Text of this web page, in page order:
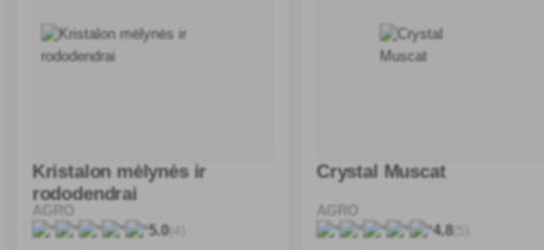
Kristalon mėlynės ir
rododendrai
AGRO
5.0(4)
Crystal Muscat
AGRO
4.8(5)